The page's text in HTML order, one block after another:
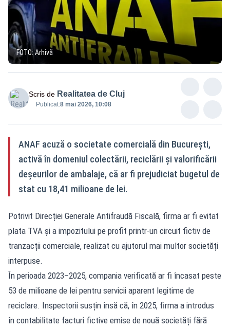
FOTO: Arhivă
Scris de Realitatea de Cluj
Publicat:8 mai 2026, 10:08
ANAF acuză o societate comercială din București,
activă în domeniul colectării, reciclării și valorificării
deșeurilor de ambalaje, că ar fi prejudiciat bugetul de
stat cu 18,41 milioane de lei.
Potrivit Direcției Generale Antifraudă Fiscală, firma ar fi evitat
plata TVA și a impozitului pe profit printr-un circuit fictiv de
tranzacții comerciale, realizat cu ajutorul mai multor societăți
interpuse.
În perioada 2023–2025, compania verificată ar fi încasat peste
53 de milioane de lei pentru servicii aparent legitime de
reciclare. Inspectorii susțin însă că, în 2025, firma a introdus
în contabilitate facturi fictive emise de nouă societăți fără